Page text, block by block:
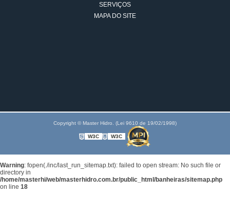
SERVIÇOS
MAPA DO SITE
Copyright © Master Hidro. (Lei 9610 de 19/02/1998)
W3C W3C
Warning: fopen(./inc/last_run_sitemap.txt): failed to open stream: No such file or
directory in
/home/masterhi/web/masterhidro.com.br/public_html/banheiras/sitemap.php
on line 18